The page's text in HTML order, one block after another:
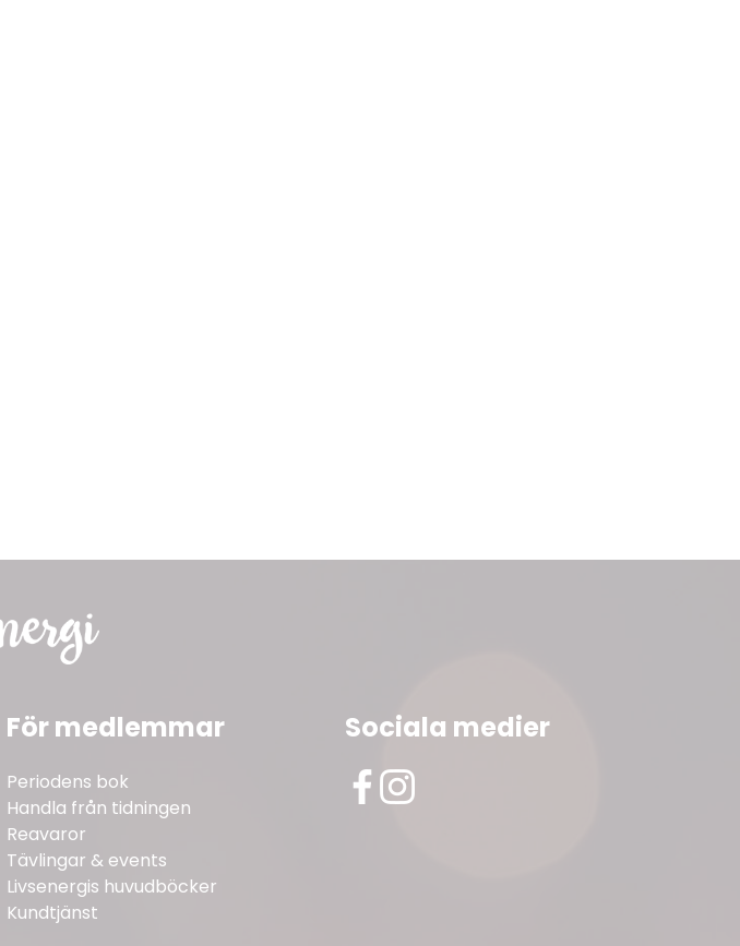
För medlemmar
Periodens bok
Handla från tidningen
Reavaror
Tävlingar & events
Livsenergis huvudböcker
Kundtjänst
Sociala medier